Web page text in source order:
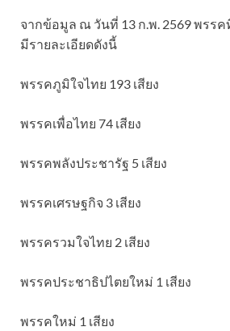
จากข้อมูล ณ วันที่ 13 ก.พ. 2569 พรรค
มีรายละเอียดดังนี้
พรรคภูมิใจไทย 193 เสียง
พรรคเพื่อไทย 74 เสียง
พรรคพลังประชารัฐ 5 เสียง
พรรคเศรษฐกิจ 3 เสียง
พรรครวมใจไทย 2 เสียง
พรรคประชาธิปไตยใหม่ 1 เสียง
พรรคใหม่ 1 เสียง